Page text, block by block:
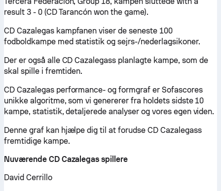
result 3 - 0 (CD Tarancón won the game).
CD Cazalegas kampfanen viser de seneste 100
fodboldkampe med statistik og sejrs-/nederlagsikoner.
Der er også alle CD Cazalegass planlagte kampe, som de
skal spille i fremtiden.
CD Cazalegas performance- og formgraf er Sofascores
unikke algoritme, som vi genererer fra holdets sidste 10
kampe, statistik, detaljerede analyser og vores egen viden.
Denne graf kan hjælpe dig til at forudse CD Cazalegass
fremtidige kampe.
Nuværende CD Cazalegas spillere
David Cerrillo